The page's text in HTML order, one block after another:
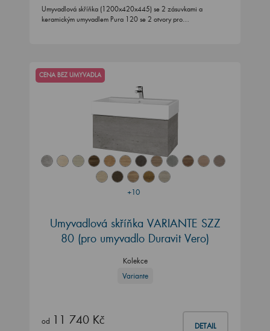
Umyvadlová skříňka (1200x420x445) se 2 zásuvkami a
keramickým umyvadlem Pura 120 se 2 otvory pro…
+10
CENA BEZ UMYVADLA
Umyvadlová skříňka VARIANTE SZZ
80 (pro umyvadlo Duravit Vero)
Kolekce
Variante
od 11 740 Kč DETAIL